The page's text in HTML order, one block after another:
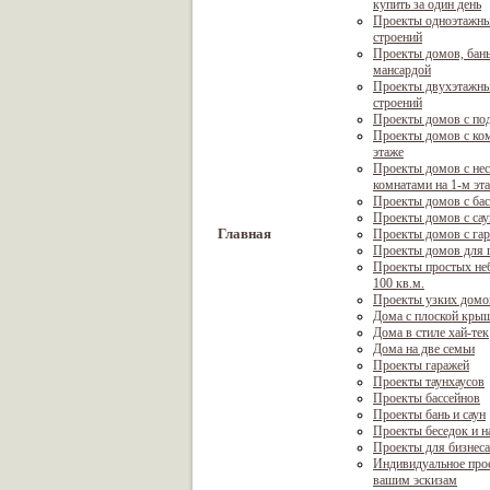
Главная
купить за один день
Проекты
строений
Проекты домов,
мансардой
Проекты
строений
Проекты домов с
Проекты домов с
этаже
Проекты домов с
комнатами на 1-м
Проекты домов с
Проекты домов с
Проекты домов с
Проекты домов для
Проекты простых
100 кв.м.
Проекты узких
Дома с плоской
Дома в стиле хай-тек
Дома на две семьи
Проекты гаражей
Проекты таунхаусов
Проекты бассейнов
Проекты бань и саун
Проекты беседок и
Проекты для бизнеса
Индивидуальное
вашим эскизам